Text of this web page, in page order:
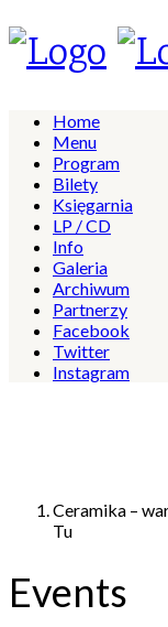
Home
Menu
Program
Bilety
Księgarnia
LP / CD
Info
Galeria
Archiwum
Partnerzy
Facebook
Twitter
Instagram
Ceramika –
Tu
Events